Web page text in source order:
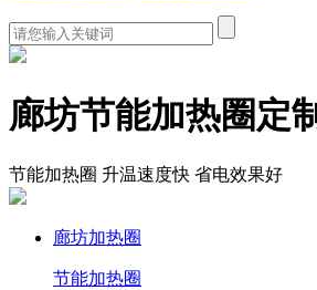
廊坊节能加热圈定
节能加热圈 升温速度快 省电效果好
廊坊加热圈
节能加热圈